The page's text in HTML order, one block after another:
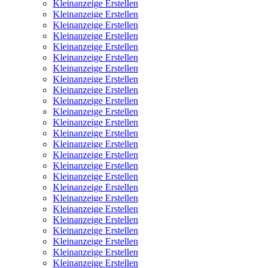
Kleinanzeige Erstellen
Kleinanzeige Erstellen
Kleinanzeige Erstellen
Kleinanzeige Erstellen
Kleinanzeige Erstellen
Kleinanzeige Erstellen
Kleinanzeige Erstellen
Kleinanzeige Erstellen
Kleinanzeige Erstellen
Kleinanzeige Erstellen
Kleinanzeige Erstellen
Kleinanzeige Erstellen
Kleinanzeige Erstellen
Kleinanzeige Erstellen
Kleinanzeige Erstellen
Kleinanzeige Erstellen
Kleinanzeige Erstellen
Kleinanzeige Erstellen
Kleinanzeige Erstellen
Kleinanzeige Erstellen
Kleinanzeige Erstellen
Kleinanzeige Erstellen
Kleinanzeige Erstellen
Kleinanzeige Erstellen
Kleinanzeige Erstellen